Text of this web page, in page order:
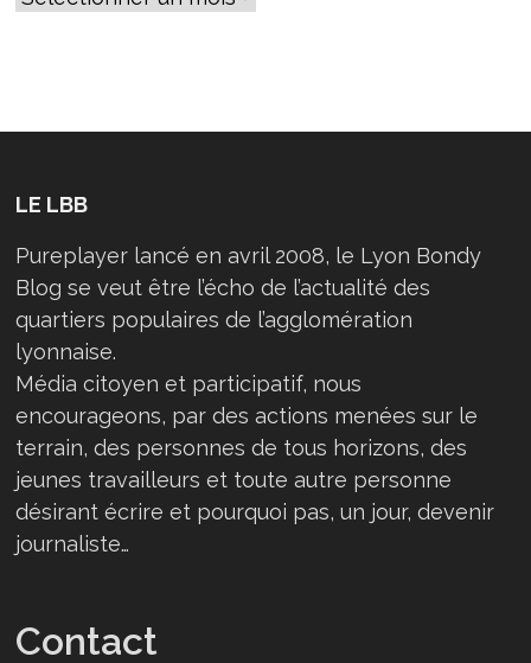
DU
LE LBB
Pureplayer lancé en avril 2008, le Lyon Bondy
Blog se veut être l’écho de l’actualité des
quartiers populaires de l’agglomération
lyonnaise.
Média citoyen et participatif, nous
encourageons, par des actions menées sur le
terrain, des personnes de tous horizons, des
jeunes travailleurs et toute autre personne
désirant écrire et pourquoi pas, un jour, devenir
journaliste…
Contact